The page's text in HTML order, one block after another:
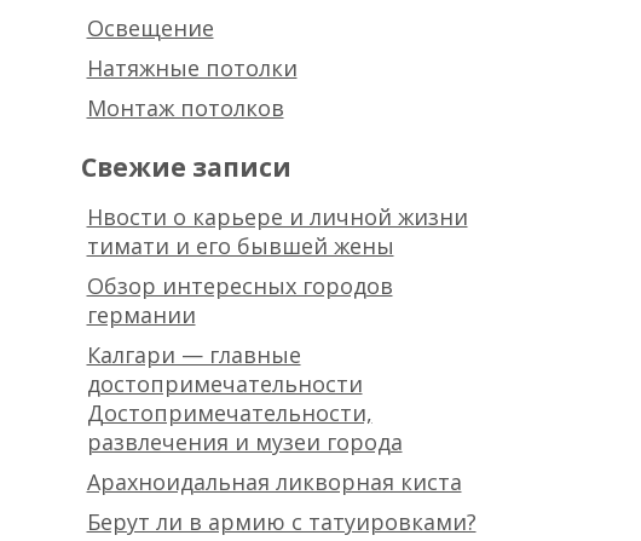
Освещение
Натяжные потолки
Монтаж потолков
Свежие записи
Нвости о карьере и личной жизни
тимати и его бывшей жены
Обзор интересных городов
германии
Калгари — главные
достопримечательности
Достопримечательности,
развлечения и музеи города
Арахноидальная ликворная киста
Берут ли в армию с татуировками?